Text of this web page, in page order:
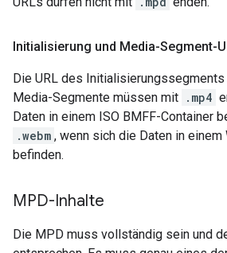
Initialisierung und Media-Segment-
Die URL des Initialisierungssegments
Media-Segmente müssen mit .mp4
Daten in einem ISO BMFF-Container
.webm , wenn sich die Daten in
befinden.
MPD-Inhalte
Die MPD muss vollständig sein und